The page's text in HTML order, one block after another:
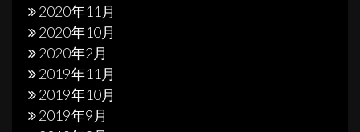
2020年11月
2020年10月
2020年2月
2019年11月
2019年10月
2019年9月